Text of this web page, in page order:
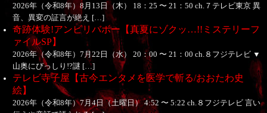
2026年（令和8年）8月13日（木） 18：25 〜 21：50 ch.７テレビ東京 異
音、異変の証言が絶え […]
奇跡体験!アンビリバボー【真夏にゾクッ…!!ミステリーフ
ァイルSP】
2026年（令和8年）7月22日（水） 20：00 〜 21：00 ch.８フジテレビ ▼
山奥にびっしり!?謎 […]
テレビ寺子屋【古今エンタメを医学で斬る/おおたわ史
絵】
2026年（令和8年）7月4日（土曜日） 4:52 〜 5:22 ch.８フジテレビ 言い